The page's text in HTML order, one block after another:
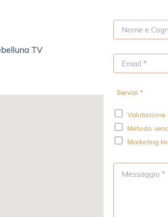
TV
N
e
E
Servizi *
Valutazione
Metodo
Marketing
M